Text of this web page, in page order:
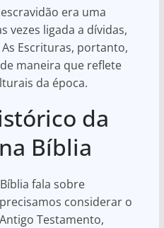
era uma
vezes ligada a dívidas,
Escrituras, portanto,
maneira que reflete
da época.
da
Bíblia
fala sobre
considerar o
Testamento,